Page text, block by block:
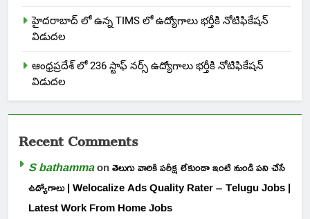
హైదరాబాద్ లో ఉన్న TIMS లో ఉద్యోగాలు భర్తీకి నోటిఫికేషన్
విడుదల
ఆంధ్రప్రదేశ్ లో 236 స్టాఫ్ నర్స్ ఉద్యోగాలు భర్తీకి నోటిఫికేషన్
విడుదల
Recent Comments
S bathammaonతెలుగు వారికి పరీక్ష లేకుండా ఇంటి నుండి పని చేసే
ఉద్యోగాలు | Welocalize Ads Quality Rater – Telugu Jobs |
Latest Work From Home Jobs